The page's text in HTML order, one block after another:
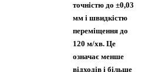
точністю до ±0,03
мм і швидкістю
переміщення до
120 м/хв. Це
означає менше
відходів і більше